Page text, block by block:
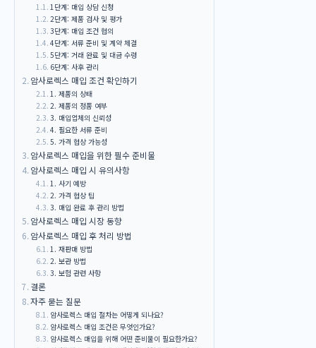
1단계: 매입 상담 신청
2단계: 제품 검사 및 평가
3단계: 매입 조건 협의
4단계: 서류 준비 및 계약 체결
5단계: 거래 완료 및 대금 수령
6단계: 사후 관리
암사로렉스 매입 조건 확인하기
1. 제품의 상태
2. 제품의 정품 여부
3. 매입업체의 신뢰성
4. 필요한 서류 준비
5. 가격 협상 가능성
암사로렉스 매입을 위한 필수 준비물
암사로렉스 매입 시 유의사항
1. 사기 예방
2. 가격 협상 팁
3. 매입 완료 후 관리 방법
암사로렉스 매입 시장 동향
암사로렉스 매입 후 처리 방법
1. 재판매 방법
2. 보관 방법
3. 보험 관련 사항
결론
자주 묻는 질문
암사로렉스 매입 절차는 어떻게 되나요?
암사로렉스 매입 조건은 무엇인가요?
암사로렉스 매입을 위해 어떤 준비물이 필요한가요?